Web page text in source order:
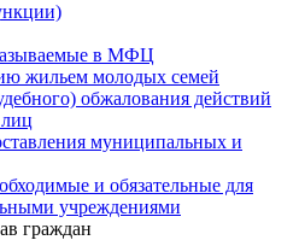
в МФЦ
жильем молодых семей
обжалования действий
муниципальных и
и обязательные для
учреждениями
граждан